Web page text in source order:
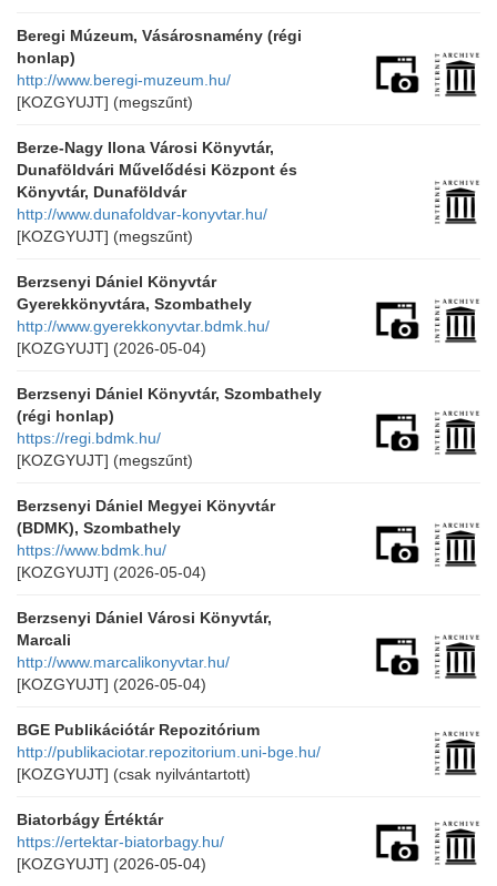
Beregi Múzeum, Vásárosnamény (régi
honlap)
http://www.beregi-muzeum.hu/
[KOZGYUJT] (megszűnt)
Berze-Nagy Ilona Városi Könyvtár,
Dunaföldvári Művelődési Központ és
Könyvtár, Dunaföldvár
http://www.dunafoldvar-konyvtar.hu/
[KOZGYUJT] (megszűnt)
Berzsenyi Dániel Könyvtár
Gyerekkönyvtára, Szombathely
http://www.gyerekkonyvtar.bdmk.hu/
[KOZGYUJT] (2026-05-04)
Berzsenyi Dániel Könyvtár, Szombathely
(régi honlap)
https://regi.bdmk.hu/
[KOZGYUJT] (megszűnt)
Berzsenyi Dániel Megyei Könyvtár
(BDMK), Szombathely
https://www.bdmk.hu/
[KOZGYUJT] (2026-05-04)
Berzsenyi Dániel Városi Könyvtár,
Marcali
http://www.marcalikonyvtar.hu/
[KOZGYUJT] (2026-05-04)
BGE Publikációtár Repozitórium
http://publikaciotar.repozitorium.uni-bge.hu/
[KOZGYUJT] (csak nyilvántartott)
Biatorbágy Értéktár
https://ertektar-biatorbagy.hu/
[KOZGYUJT] (2026-05-04)